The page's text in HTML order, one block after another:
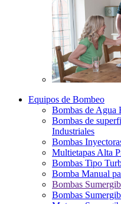
Equipos de Bombeo
Bombas de Agua
Bombas de
Industriales
Bombas
Multietapas Alta
Bombas Tipo
Bomba Manual
Bombas
Bombas